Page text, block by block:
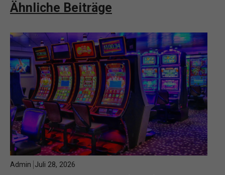
Ähnliche Beiträge
Admin Juli 28, 2026